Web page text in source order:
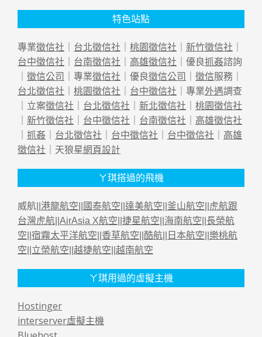
特色站點
專業徵信社 ｜ 台北徵信社 ｜ 桃園徵信社 ｜ 新竹徵信社 ｜
台中徵信社 ｜ 台南徵信社 ｜ 高雄徵信社 ｜優良抓姦諮詢
｜ 徵信公司 ｜專業徵信社 ｜優良徵信公司 ｜ 徵信服務｜
台北徵信社 ｜ 桃園徵信社 ｜ 台中徵信社 ｜專業外遇調查
｜立案徵信社 ｜ 台北徵信社 ｜ 新北徵信社 ｜ 桃園徵信社
｜ 新竹徵信社 ｜ 台中徵信社 ｜ 台南徵信社 ｜ 高雄徵信社
｜ 抓姦 ｜ 台北徵信社 ｜ 台中徵信社 ｜ 台中徵信社 ｜ 高雄
徵信社 ｜天狼星網頁設計
ㄚ琪搭過的飛機
威航|| 港龍航空 國泰航空 達美航空 釜山航空
虎航跟
台灣虎航 AirAsia X航空 捷星航空 海南航空 長榮航
空 宿霧太平洋航空 香草航空 酷航 日本航空 樂桃航
空 立榮航空 越捷航空 越南航空
ㄚ琪用過的虛擬主機
Hostinger
interserver虛擬主機